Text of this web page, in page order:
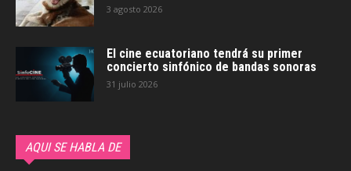
3 agosto 2026
El cine ecuatoriano tendrá su primer
concierto sinfónico de bandas sonoras
31 julio 2026
AQUI SE HABLA DE